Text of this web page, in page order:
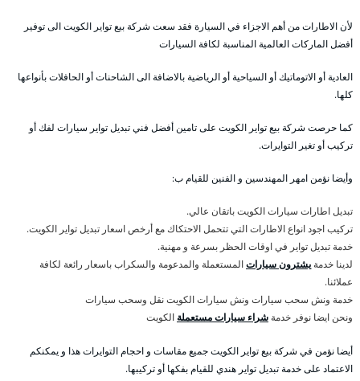
لأن الاطارات من أهم الاجزاء في السيارة فقد سعت شركة بيع تواير الكويت الى توفير
أفضل الماركات العالمية المناسبة لكافة السيارات
العادية أو الاتوماتيك أو السياحية أو الرياضية بالاضافة الى الشاحنات أو الحافلات بأنواعها
كلها.
كما حرصت شركة بيع تواير الكويت على تامين أفضل فني تبديل تواير سيارات لفك أو
تركيب أو تغير التوايرات.
وأيضا نؤمن امهر المهندسين و الفنين للقيام ب:
تبديل اطارات سيارات الكويت باتقان عالي.
تركيب اجود انواع الاطارات التي تتحمل الاحتكاك مع أرخص اسعار تبديل تواير الكويت.
خدمة تبديل تواير في اوقات الحظر بسرعة و مهنية.
لدينا خدمةيشترون سياراتالمستعملة والمدعومة والسكراب باسعار رائعة لكافة
عملائنا.
خدمة ونش سحب سيارات ونش سيارات الكويت نقل وسحب سيارات
ونحن ايضا نوفر خدمة شراء سيارات مستعملة الكويت
أيضا نؤمن في شركة بيع تواير الكويت جميع مقاسات و احجام التوايرات هذا و يمكنكم
الاعتماد على خدمة تبديل تواير هندي للقيام بفكها أو تركيبها.